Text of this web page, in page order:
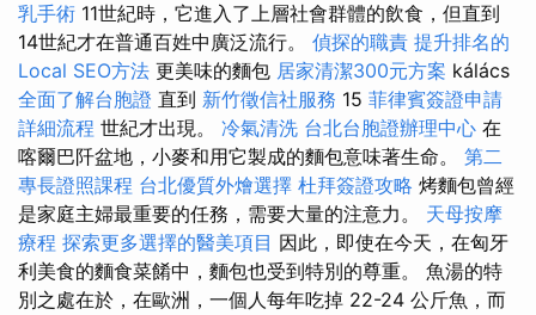
乳手術 11世紀時，它進入了上層社會群體的飲食，但直到
14世紀才在普通百姓中廣泛流行。 偵探的職責 提升排名的
Local SEO方法 更美味的麵包 居家清潔300元方案 kálács
全面了解台胞證 直到 新竹徵信社服務 15 菲律賓簽證申請
詳細流程 世紀才出現。 冷氣清洗 台北台胞證辦理中心 在
喀爾巴阡盆地，小麥和用它製成的麵包意味著生命。 第二
專長證照課程 台北優質外燴選擇 杜拜簽證攻略 烤麵包曾經
是家庭主婦最重要的任務，需要大量的注意力。 天母按摩
療程 探索更多選擇的醫美項目 因此，即使在今天，在匈牙
利美食的麵食菜餚中，麵包也受到特別的尊重。 魚湯的特
別之處在於，在歐洲，一個人每年吃掉 22-24 公斤魚，而